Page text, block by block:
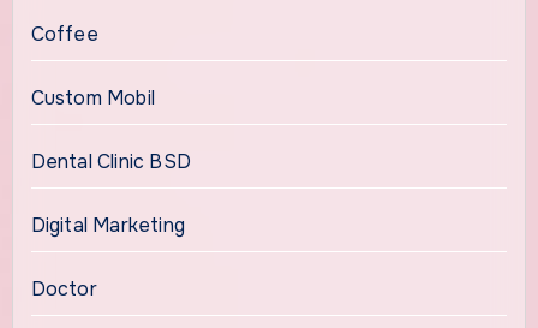
Coffee
Custom Mobil
Dental Clinic BSD
Digital Marketing
Doctor